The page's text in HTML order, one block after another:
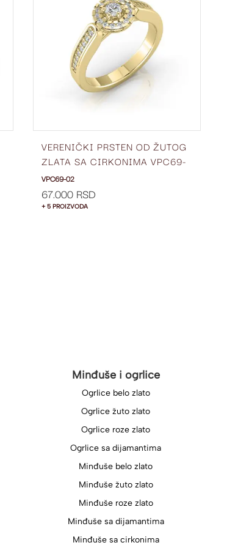
VERENIČKI PRSTEN OD ŽUTOG
ZLATA SA CIRKONIMA VPC69-
02
VPC69-02
67.000 RSD
+ 5 PROIZVODA
Minđuše i ogrlice
Ogrlice belo zlato
Ogrlice žuto zlato
Ogrlice roze zlato
Ogrlice sa dijamantima
Minđuše belo zlato
Minđuše žuto zlato
Minđuše roze zlato
Minđuše sa dijamantima
Minđuše sa cirkonima